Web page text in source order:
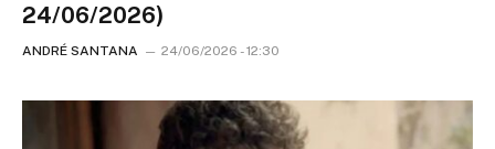
24/06/2026)
ANDRÉ SANTANA 24/06/2026 - 12:30